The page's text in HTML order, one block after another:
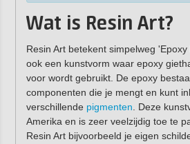
Wat is Resin Art?
Resin Art betekent simpelweg
ook een kunstvorm waar epoxy
voor wordt gebruikt. De epoxy
componenten die je mengt en kunt
verschillende pigmenten . Deze
Amerika en is zeer veelzijdig toe te
Resin Art bijvoorbeeld je eigen